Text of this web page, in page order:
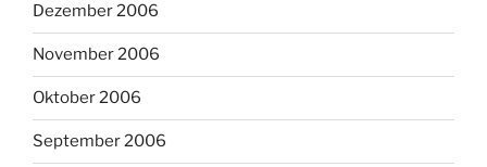
Dezember 2006
November 2006
Oktober 2006
September 2006